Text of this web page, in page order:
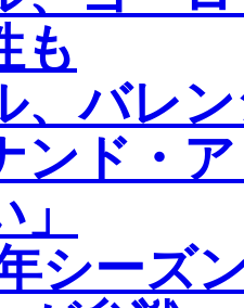
も
、バレ
ンド・
シーズ